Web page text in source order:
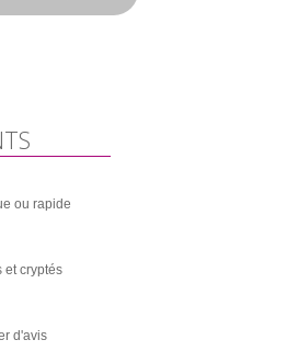
ou rapide
et cryptés
d'avis